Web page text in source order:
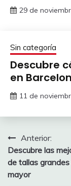
29 de
Sin categoría
Descubre
en
11 de
de
entradas
Anterior:
Descubre las
de tallas grandes
mayor